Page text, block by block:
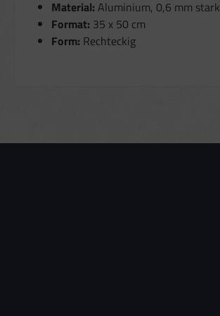
Material: Aluminium, 0,6 mm stark
Format: 35 x 50 cm
Form: Rechteckig